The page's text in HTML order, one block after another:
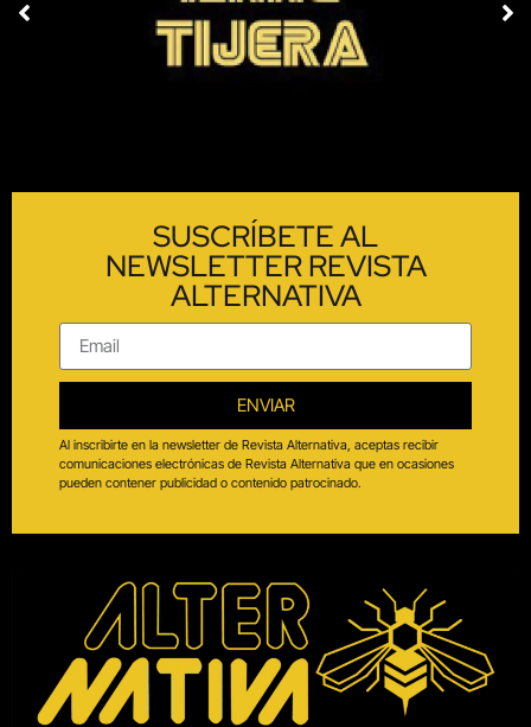
SUSCRÍBETE AL
NEWSLETTER REVISTA
ALTERNATIVA
ENVIAR
Al inscribirte en la newsletter de Revista Alternativa, aceptas recibir
comunicaciones electrónicas de Revista Alternativa que en ocasiones
pueden contener publicidad o contenido patrocinado.